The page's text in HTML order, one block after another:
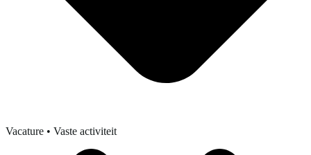
Vacature • Vaste activiteit